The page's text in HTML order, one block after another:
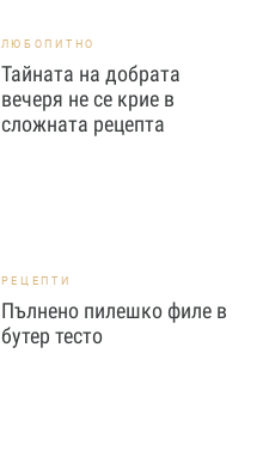
ЛЮБОПИТНО
Тайната на добрата
вечеря не се крие в
сложната рецепта
РЕЦЕПТИ
Пълнено пилешко филе в
бутер тесто